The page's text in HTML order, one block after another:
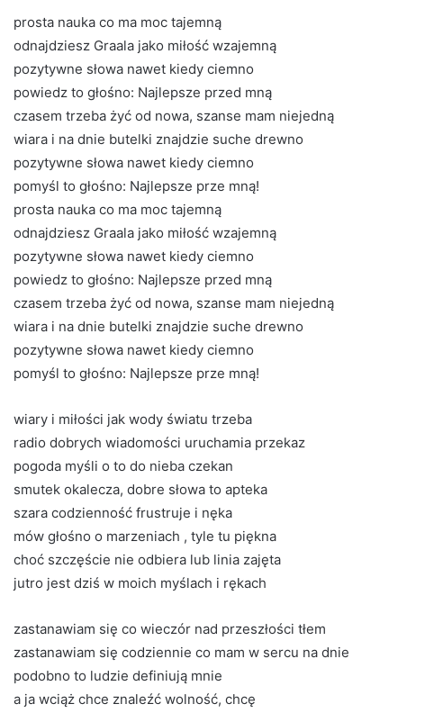
prosta nauka co ma moc tajemną
odnajdziesz Graala jako miłość wzajemną
pozytywne słowa nawet kiedy ciemno
powiedz to głośno: Najlepsze przed mną
czasem trzeba żyć od nowa, szanse mam niejedną
wiara i na dnie butelki znajdzie suche drewno
pozytywne słowa nawet kiedy ciemno
pomyśl to głośno: Najlepsze prze mną!
prosta nauka co ma moc tajemną
odnajdziesz Graala jako miłość wzajemną
pozytywne słowa nawet kiedy ciemno
powiedz to głośno: Najlepsze przed mną
czasem trzeba żyć od nowa, szanse mam niejedną
wiara i na dnie butelki znajdzie suche drewno
pozytywne słowa nawet kiedy ciemno
pomyśl to głośno: Najlepsze prze mną!
wiary i miłości jak wody światu trzeba
radio dobrych wiadomości uruchamia przekaz
pogoda myśli o to do nieba czekan
smutek okalecza, dobre słowa to apteka
szara codzienność frustruje i nęka
mów głośno o marzeniach , tyle tu piękna
choć szczęście nie odbiera lub linia zajęta
jutro jest dziś w moich myślach i rękach
zastanawiam się co wieczór nad przeszłości tłem
zastanawiam się codziennie co mam w sercu na dnie
podobno to ludzie definiują mnie
a ja wciąż chce znaleźć wolność, chcę